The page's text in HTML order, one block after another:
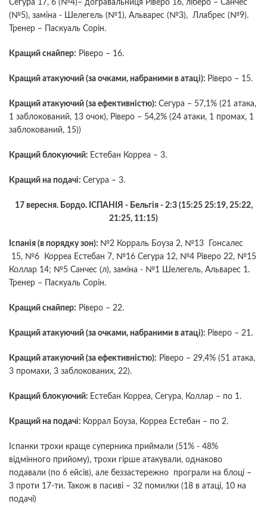
Сегура 17, 6 (№4)– догравальниця Ріверо 16, ліберо – Санчес
(№5), заміна - Шелегель (№1), Альварес (№3), Ллабрес (№9).
Тренер – Паскуаль Сорін.
Кращий снайпер: Ріверо – 16.
Кращий атакуючий (за очками, набраними в атаці): Ріверо – 15.
Кращий атакуючий (за ефективністю): Сегура – 57,1% (21 атака,
1 заблокований, 13 очок), Ріверо – 54,2% (24 атаки, 1 промах, 1
заблокований, 15))
Кращий блокуючий: Естебан Корреа – 3.
Кращий на подачі: Сегура – 3.
17 вересня. Бордо. ІСПАНІЯ - Бельгія - 2:3 (15:25 25:19, 25:22,
21:25, 11:15)
Іспанія (в порядку зон): №2 Корраль Боуза 2, №13 Гонсалес
15, №6 Корреа Естебан 7, №16 Сегура 12, №4 Ріверо 22, №15
Коллар 14; №5 Санчес (л), заміна - №1 Шелегель, Альварес 1.
Тренер – Паскуаль Сорін.
Кращий снайпер: Ріверо – 22.
Кращий атакуючий (за очками, набраними в атаці): Ріверо – 21.
Кращий атакуючий (за ефективністю): Ріверо – 29,4% (51 атака,
3 промахи, 3 заблокованих, 22).
Кращий блокуючий: Естебан Корреа, Сегура, Коллар – по 1.
Кращий на подачі: Коррал Боуза, Корреа Естебан – по 2.
Іспанки трохи краще суперника приймали (51% - 48%
відмінного прийому), трохи гірше атакували, однаково
подавали (по 6 ейсів), але беззастережно програли на блоці –
3 проти 17-ти. Також в пасиві – 32 помилки (18 в атаці, 10 на
подачі)